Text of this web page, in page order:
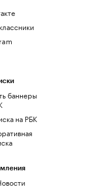
баннеры
на РБК